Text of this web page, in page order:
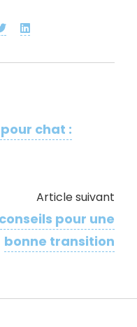
chat :
Article suivant
pour une
bonne transition